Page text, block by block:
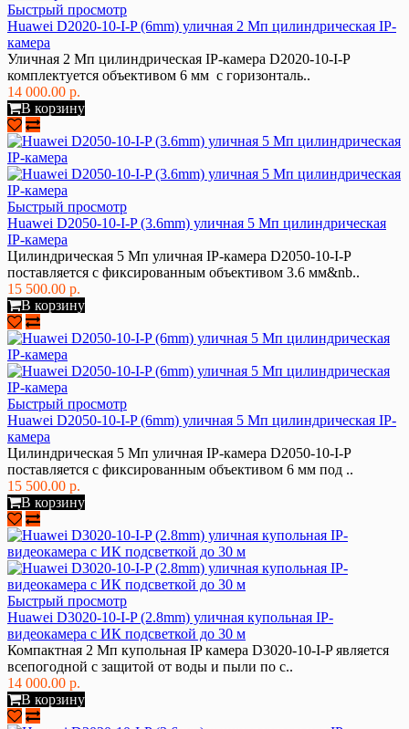
Быстрый просмотр
Huawei D2020-10-I-P (6mm) уличная 2 Мп цилиндрическая IP-
камера
Уличная 2 Мп цилиндрическая IP-камера D2020-10-I-P
комплектуется объективом 6 мм с горизонталь..
14 000.00 р.
В корзину
Быстрый просмотр
Huawei D2050-10-I-P (3.6mm) уличная 5 Мп цилиндрическая
IP-камера
Цилиндрическая 5 Мп уличная IP-камера D2050-10-I-P
поставляется с фиксированным объективом 3.6 мм&nb..
15 500.00 р.
В корзину
Быстрый просмотр
Huawei D2050-10-I-P (6mm) уличная 5 Мп цилиндрическая IP-
камера
Цилиндрическая 5 Мп уличная IP-камера D2050-10-I-P
поставляется с фиксированным объективом 6 мм под ..
15 500.00 р.
В корзину
Быстрый просмотр
Huawei D3020-10-I-P (2.8mm) уличная купольная IP-
видеокамера с ИК подсветкой до 30 м
Компактная 2 Мп купольная IP камера D3020-10-I-P является
всепогодной с защитой от воды и пыли по с..
14 000.00 р.
В корзину